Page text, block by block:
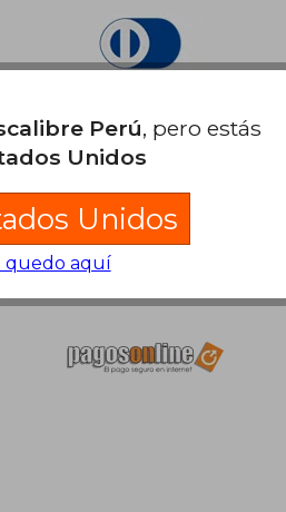
Perú, pero estás
Unidos
Unidos
quedo aquí